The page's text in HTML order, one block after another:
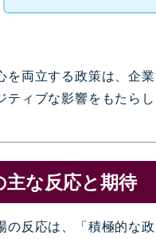
を両立する政策は、企
ティブな影響をもたらし
主な反応と期待
の反応は、「積極的な